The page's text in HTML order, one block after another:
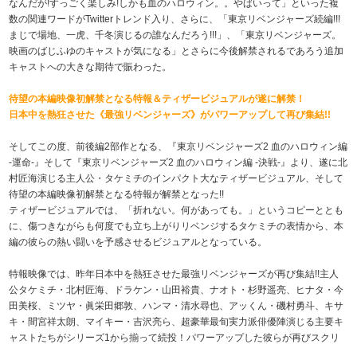
なんだが!すっごく楽しみ!しかも血のハロウィン。。やばいって 」といった複
数の関連ワードがTwitterトレンド入り、さらに、「東京リベンジャーズ続編!!!
まじで場地、一虎、千冬演じるの誰なんだろう!!!」、「東京リベンジャーズ。
映画のばじふゆのキャストが気になる 」とさらに今後解禁されるであろう追加
キャストへの大きな期待で賑わった。
待望の本編映像初解禁となる特報＆ティザービジュアルが遂に解禁！
日本中を熱狂させた《最強リベンジャーズ》がパワーアップして再び集結!!
そしてこの度、前後編2部作となる、『東京リベンジャーズ2 血のハロウィン編
-運命-』そして『東京リベンジャーズ2 血のハロウィン編 -決戦-』より、遂に北
村匠海演じる主人公・タケミチのインパクト大なティザービジュアル、そして
待望の本編映像初解禁となる特報が解禁となった!!
ティザービジュアルでは、「折れない。何があっても。」というコピーととも
に、傷つきながらも何度でも立ち上がりリベンジするタケミチの表情から、本
編の彼らの熱い闘いを予感させるビジュアルとなっている。
特報映像では、昨年日本中を熱狂させた最強リベンジャーズが再び集結!!主人
公タケミチ・北村匠海、ドラケン・山田裕貴、ナオト・杉野遥亮、ヒナタ・今
田美桜、ミツヤ・眞栄田郷敦、ハンマ・清水尋也、アッくん・磯村勇斗、キサ
キ・間宮祥太朗、マイキー・吉沢亮ら、超豪華最旬実力派俳優陣演じる主要キ
ャストたちがシリーズ1から揃って続投！パワーアップした彼らが再びスクリ